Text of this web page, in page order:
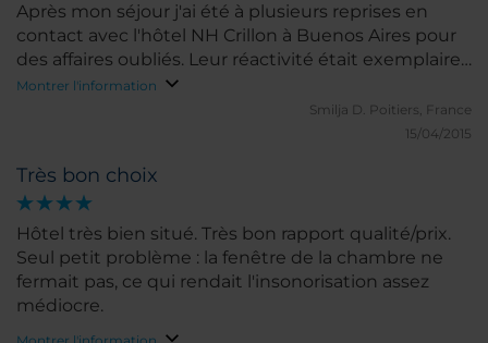
Après mon séjour j'ai été à plusieurs reprises en
contact avec l'hôtel NH Crillon à Buenos Aires pour
des affaires oubliés. Leur réactivité était exemplaire.
L'Hôtel est très confortable, merveilleusement situé
à Buenos Aires, de très bon goût. Effectuant
plusieurs missions à Buenos Aires, je retiendrai
Aires encore plus agréable.
Montrer l'information
Smilja D.
Poitiers, France
15/04/2015
Très bon choix
Hôtel très bien situé. Très bon rapport qualité/prix.
Seul petit problème : la fenêtre de la chambre ne
fermait pas, ce qui rendait l'insonorisation assez
médiocre.